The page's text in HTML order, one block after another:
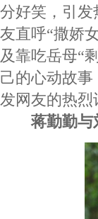
分好笑，引
友直呼“撒娇
及靠吃岳母“
己的心动故
发网友的热烈
蒋勤勤与